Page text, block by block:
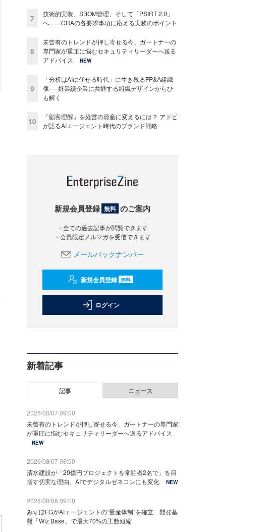
7
技術的実装、SBOM管理、そして「PSIRT 2.0」
へ……CRAの各要求事項に応える実務のポイント
8
未曾有のトレンドが押し寄せる今、ガートナーの
専門家が重圧に悩むセキュリティリーダーへ送る
アドバイス
NEW
9
「分析はAIに任せる時代」に生き残るFP&A組織
像──好業績企業に共通する組織デザインからひ
も解く
10
「顧客理解」を経営の資産に変えるには？ アドビ
が語るAIエージェント時代のブランド戦略
新規会員登録 無料 のご案内
・全ての過去記事が閲覧できます
・会員限定メルマガを受信できます
メールバックナンバー
新規会員登録 無料
ログイン
新着記事
記事 ニュース
2026/08/07 09:00
未曾有のトレンドが押し寄せる今、ガートナーの専門家
が重圧に悩むセキュリティリーダーへ送るアドバイス
NEW
2026/08/07 08:00
清水建設が「20億円プロジェクトを常駐者2名で」を目
指す切実な理由、AIでデジタルゼネコンにも変化
NEW
2026/08/06 09:00
みずほFGがAIエージェントの“量産体制”を確立 開発基
盤「Wiz Base」で最大70%の工数短縮